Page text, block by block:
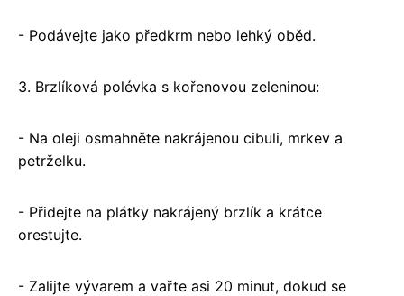
- Podávejte jako předkrm nebo lehký oběd.
3. Brzlíková polévka s kořenovou zeleninou:
- Na oleji osmahněte nakrájenou cibuli, mrkev a
petrželku.
- Přidejte na plátky nakrájený brzlík a krátce
orestujte.
- Zalijte vývarem a vařte asi 20 minut, dokud se